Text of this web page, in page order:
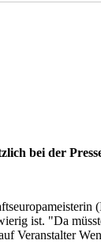
bei der
ist. "Da
Veranstalter